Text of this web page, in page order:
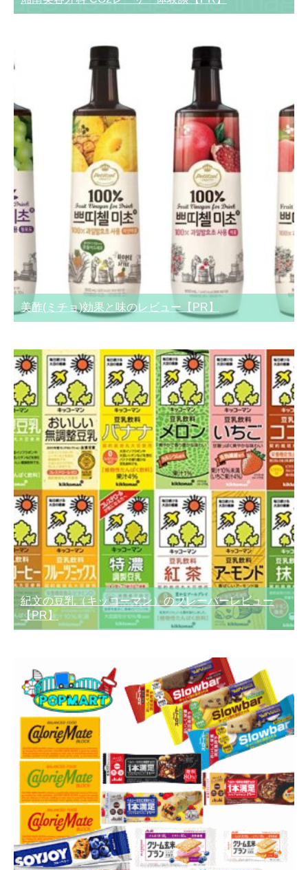
美酢(ミチョ)効果と味のレビュー【PR】
紀文の豆乳（キッコーマン）のフレーバーレビュー
【PR】